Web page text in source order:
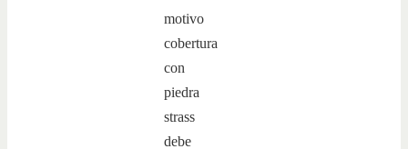
motivo
cobertura
con
piedra
strass
debe